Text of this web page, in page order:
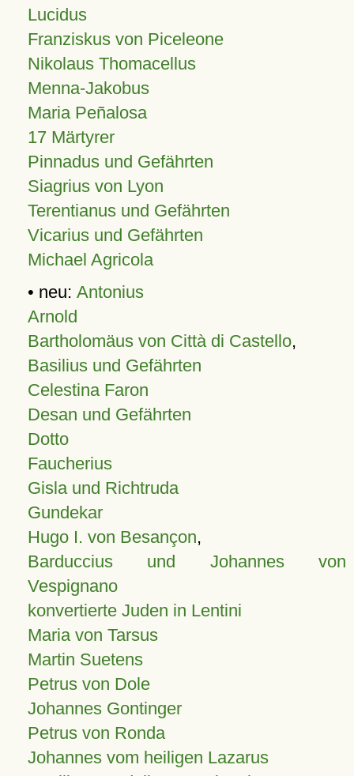
Lucidus
Franziskus von Piceleone
Nikolaus Thomacellus
Menna-Jakobus
Maria Peñalosa
17 Märtyrer
Pinnadus und Gefährten
Siagrius von Lyon
Terentianus und Gefährten
Vicarius und Gefährten
Michael Agricola
• neu: Antonius
Arnold
Bartholomäus von Città di Castello,
Basilius und Gefährten
Celestina Faron
Desan und Gefährten
Dotto
Faucherius
Gisla und Richtruda
Gundekar
Hugo I. von Besançon,
Barduccius und Johannes von
Vespignano
konvertierte Juden in Lentini
Maria von Tarsus
Martin Suetens
Petrus von Dole
Johannes Gontinger
Petrus von Ronda
Johannes vom heiligen Lazarus